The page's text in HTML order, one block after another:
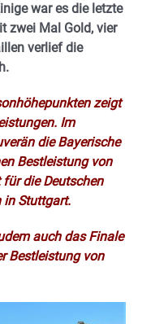
war es die letzte
zwei Mal Gold, vier
verlief die
zeigt
Im
die Bayerische
Bestleistung von
die Deutschen
in Stuttgart.
auch das Finale
Bestleistung von